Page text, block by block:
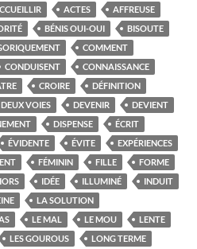
ACTES
AFFREUSE
BÉNIS OUI-OUI
BISOUTE
COMMENT
CONDUISENT
CONNAISSANCE
CROIRE
DÉFINITION
DEUX VOIES DEVENIR
DEVIENT
DISPENSE
ÉCRIT
ÉVIDENTE ÉVITE
EXPÉRIENCES
FÉMININ FILLE
FORME
IDÉE ILLUMINÉ
INDUIT
LA SOLUTION
LE MAL LE MOU
LENTE
LES GOUROUS LONG TERME